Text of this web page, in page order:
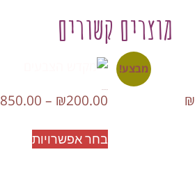
מוצרים קשורים
מבצע!
₪
₪200.00
–
850.00
בחר אפשרויות